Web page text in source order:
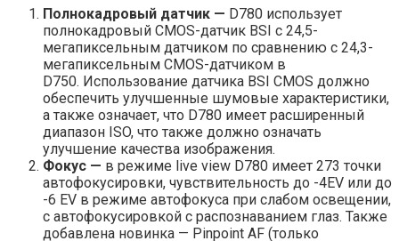
Полнокадровый датчик — D780 использует
полнокадровый CMOS-датчик BSI с 24,5-
мегапиксельным датчиком по сравнению с 24,3-
мегапиксельным CMOS-датчиком в
D750. Использование датчика BSI CMOS должно
обеспечить улучшенные шумовые характеристики,
а также означает, что D780 имеет расширенный
диапазон ISO, что также должно означать
улучшение качества изображения.
Фокус — в режиме live view D780 имеет 273 точки
автофокусировки, чувствительность до -4EV или до
-6 EV в режиме автофокуса при слабом освещении,
с автофокусировкой с распознаванием глаз. Также
добавлена новинка — Pinpoint AF (только